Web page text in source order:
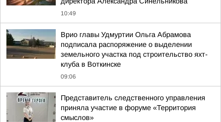
10:49
Врио главы Удмуртии Ольга Абрамова
подписала распоряжение о выделении
земельного участка под строительство яхт-
клуба в Воткинске
09:06
Представитель следственного управления
приняла участие в форуме «Территория
смыслов»